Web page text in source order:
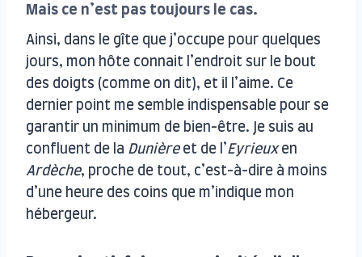
Mais ce n’est pas toujours le cas.
Ainsi, dans le gîte que j’occupe pour quelques
jours, mon hôte connait l’endroit sur le bout
des doigts (comme on dit), et il l’aime. Ce
dernier point me semble indispensable pour se
garantir un minimum de bien-être. Je suis au
confluent de la Dunièreet de l’Eyrieuxen
Ardèche, proche de tout, c’est-à-dire à moins
d’une heure des coins que m’indique mon
hébergeur.